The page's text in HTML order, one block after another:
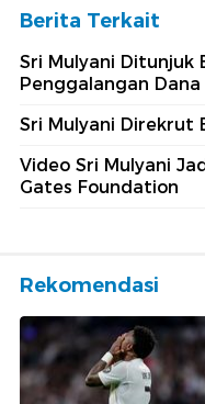
Berita Terkait
Sri Mulyani Ditunjuk
Penggalangan
Sri Mulyani Direkrut
Video Sri Mulyani
Gates Foundation
Rekomendasi